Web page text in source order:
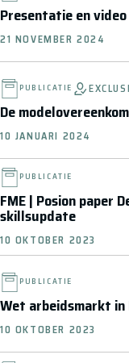
Presentatie en
21 NOVEMBER 2024
PUBLICATIE
De
10 JANUARI 2024
PUBLICATIE
FME | Posion paper
skillsupdate
10 OKTOBER 2023
PUBLICATIE
Wet arbeidsmarkt in
10 OKTOBER 2023